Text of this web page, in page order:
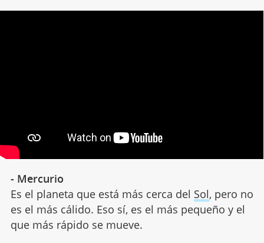
- Mercurio
Es el planeta que está más cerca del Sol, pero no
es el más cálido. Eso sí, es el más pequeño y el
que más rápido se mueve.